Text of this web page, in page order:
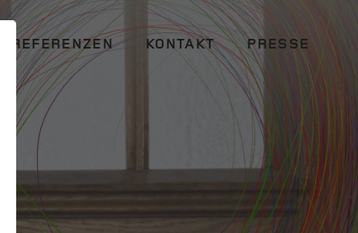
REFERENZEN KONTAKT PRESSE